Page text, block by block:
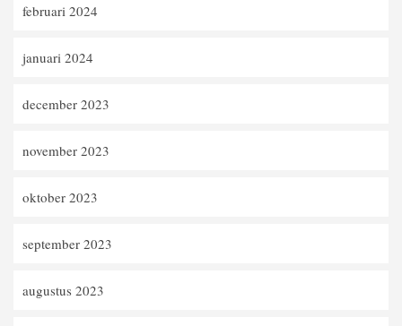
februari 2024
januari 2024
december 2023
november 2023
oktober 2023
september 2023
augustus 2023